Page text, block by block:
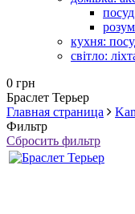
посуд
кухня:
світло:
0 грн
Браслет Терьер
Главная страница
Фильтр
Сбросить фильтр